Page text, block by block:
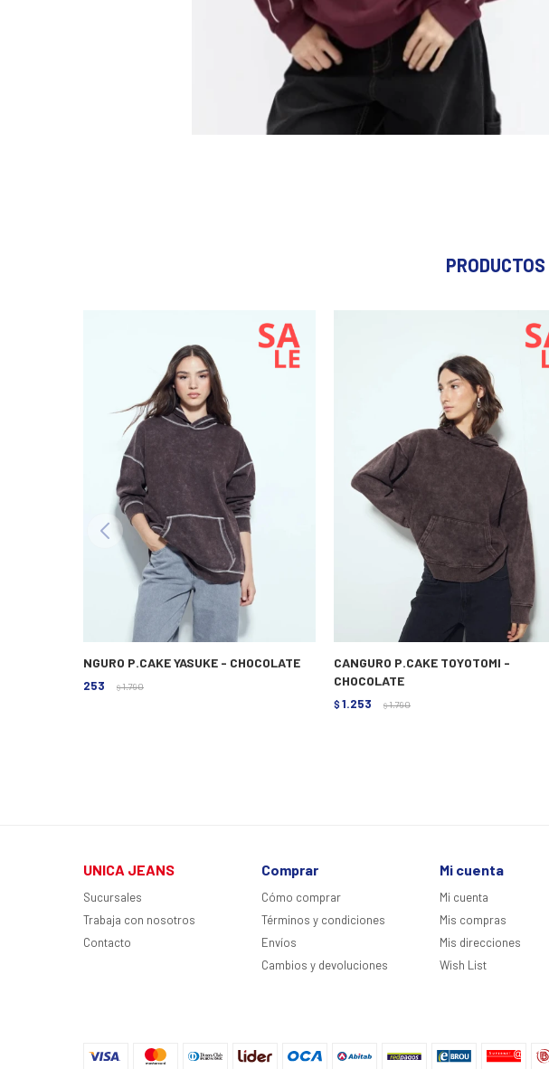
CANGURO P.CAKE YASUKE - CHOCOLATE
1.253 $ 1.790
CANGURO P.CAKE TOYOTOMI -
CHOCOLATE
$ 1.253 $ 1.790
UNICA JEANS
Sucursales
Trabaja con nosotros
Contacto
Comprar
Cómo comprar
Términos y condiciones
Envíos
Cambios y devoluciones
Mi cuenta
Mi cuenta
Mis compras
Mis direcciones
Wish List